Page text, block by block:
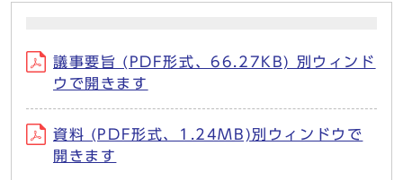
議事要旨 (PDF形式、66.27KB) 別ウィンド
ウで開きます
資料 (PDF形式、1.24MB)別ウィンドウで
開きます